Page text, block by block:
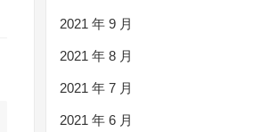
2021 年 9 月
2021 年 8 月
2021 年 7 月
2021 年 6 月